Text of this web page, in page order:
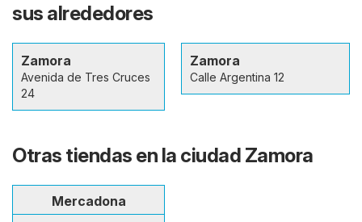
sus alrededores
Zamora
Avenida de Tres Cruces
24
Zamora
Calle Argentina 12
Otras tiendas en la ciudad Zamora
Mercadona